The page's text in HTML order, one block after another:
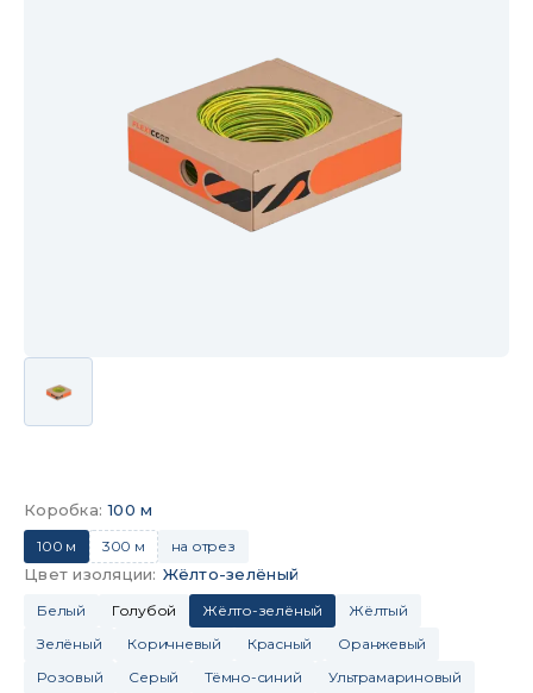
Коробка: 100 м
100 м 300 м на отрез
Цвет изоляции: Жёлто-зелёный
Белый Голубой Жёлто-зелёный
Жёлтый
Зелёный
Коричневый Красный
Оранжевый
Розовый
Серый Тёмно-синий
Ультрамариновый